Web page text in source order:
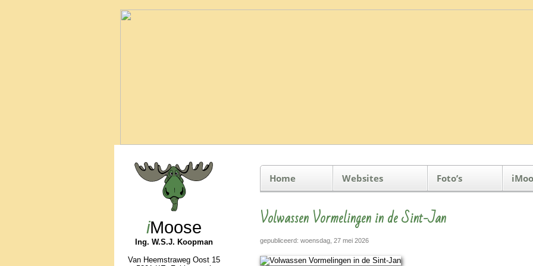
iMoose
Ing. W.S.J. Koopman
Van Heemstraweg Oost 15
Home Websites Foto’s
Volwassen Vormelingen in de Sint-Jan
gepubliceerd: woensdag, 27 mei 2026